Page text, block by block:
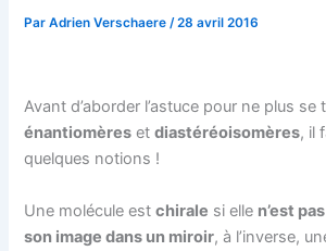
ParAdrien Verschaere/28 avril 2016
Avant d’aborder l’astuce pour ne plus
énantiomères etdiastéréoisomères, il
quelques notions !
Une molécule estchirale si elle n’est
son image dans un miroir, à l’inverse,